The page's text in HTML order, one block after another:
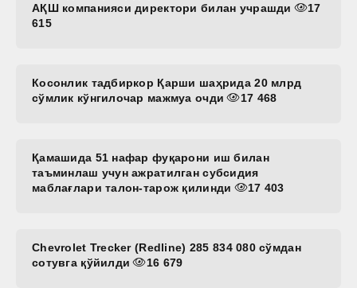
АҚШ компанияси директори билан учрашди
17
615
Косонлик тадбиркор Қарши шаҳрида 20 млрд
сўмлик кўнгилочар мажмуа очди
17 468
Қамашида 51 нафар фуқарони иш билан
таъминлаш учун ажратилган субсидия
маблағлари талон-тарож қилинди
17 403
Chevrolet Trecker (Redline) 285 834 080 сўмдан
сотувга қўйилди
16 679